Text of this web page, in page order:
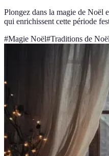
Plongez dans la magie de Noël
qui enrichissent cette période
#Magie Noël#Traditions de Noël